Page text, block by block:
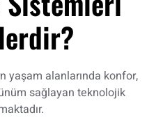
yaşam alanlarında konfor,
sağlayan teknolojik